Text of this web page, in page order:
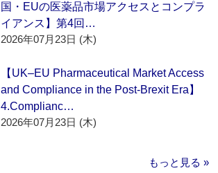
国・EUの医薬品市場アクセスとコンプラ
イアンス】第4回…
2026年07月23日 (木)
【UK–EU Pharmaceutical Market Access
and Compliance in the Post-Brexit Era】
4.Complianc…
2026年07月23日 (木)
もっと見る »